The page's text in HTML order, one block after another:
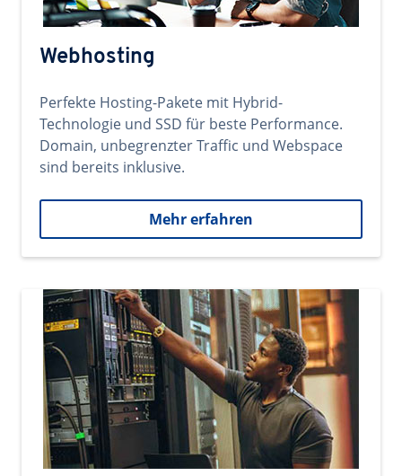
Webhosting
Perfekte Hosting-Pakete mit Hybrid-
Technologie und SSD für beste Performance.
Domain, unbegrenzter Traffic und Webspace
sind bereits inklusive.
Mehr erfahren